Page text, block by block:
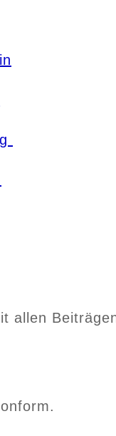
allen